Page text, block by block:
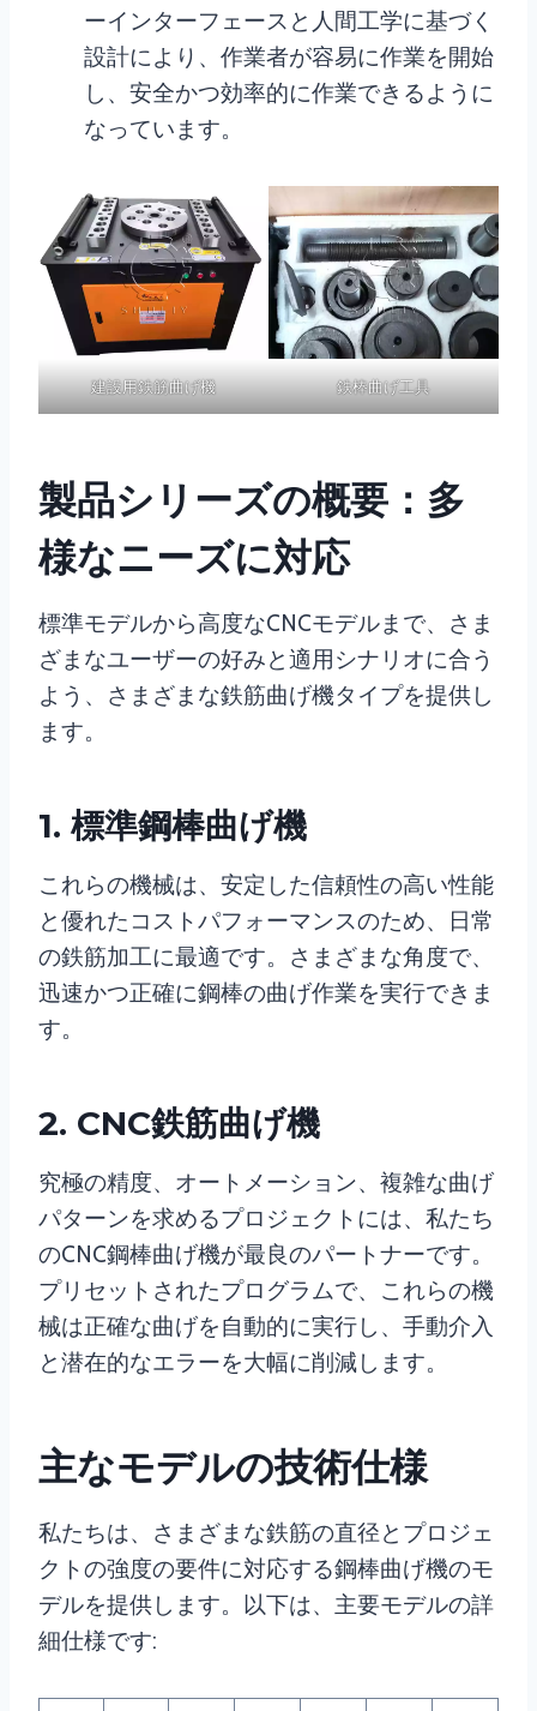
ーインターフェースと人間工学に基づく
設計により、作業者が容易に作業を開始
し、安全かつ効率的に作業できるように
なっています。
建設用鉄筋曲げ機 鉄棒曲げ工具
製品シリーズの概要：多
様なニーズに対応
標準モデルから高度なCNCモデルまで、さま
ざまなユーザーの好みと適用シナリオに合う
よう、さまざまな鉄筋曲げ機タイプを提供し
ます。
1. 標準鋼棒曲げ機
これらの機械は、安定した信頼性の高い性能
と優れたコストパフォーマンスのため、日常
の鉄筋加工に最適です。さまざまな角度で、
迅速かつ正確に鋼棒の曲げ作業を実行できま
す。
2. CNC鉄筋曲げ機
究極の精度、オートメーション、複雑な曲げ
パターンを求めるプロジェクトには、私たち
のCNC鋼棒曲げ機が最良のパートナーです。
プリセットされたプログラムで、これらの機
械は正確な曲げを自動的に実行し、手動介入
と潜在的なエラーを大幅に削減します。
主なモデルの技術仕様
私たちは、さまざまな鉄筋の直径とプロジェ
クトの強度の要件に対応する鋼棒曲げ機のモ
デルを提供します。以下は、主要モデルの詳
細仕様です: